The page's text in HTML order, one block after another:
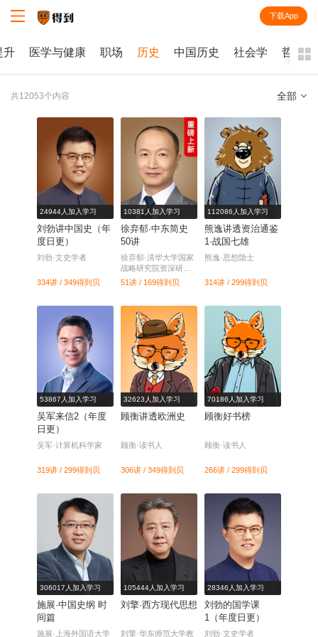
下载App
升 医学与健康 职场 历史 中国历史 社会学 哲学
共12053个内容 全部
全部
课程
每天听本书
电子书
24944人加入学习
刘勃讲中国史（年
度日更）
刘勃·文史学者
334讲 / 349得到贝
10381人加入学习
徐弃郁·中东简史
50讲
徐弃郁·清华大学国家
战略研究院资深研究
员
51讲 / 169得到贝
112086人加入学习
熊逸讲透资治通鉴
1·战国七雄
熊逸·思想隐士
314讲 / 299得到贝
53867人加入学习
吴军来信2（年度
日更）
吴军·计算机科学家
319讲 / 299得到贝
32623人加入学习
顾衡讲透欧洲史
顾衡·读书人
306讲 / 349得到贝
70186人加入学习
顾衡好书榜
顾衡·读书人
266讲 / 299得到贝
306017人加入学习
施展·中国史纲 时
间篇
施展·上海外国语大学
105444人加入学习
刘擎·西方现代思想
刘擎·华东师范大学教
28346人加入学习
刘勃的国学课
1（年度日更）
刘勃·文史学者